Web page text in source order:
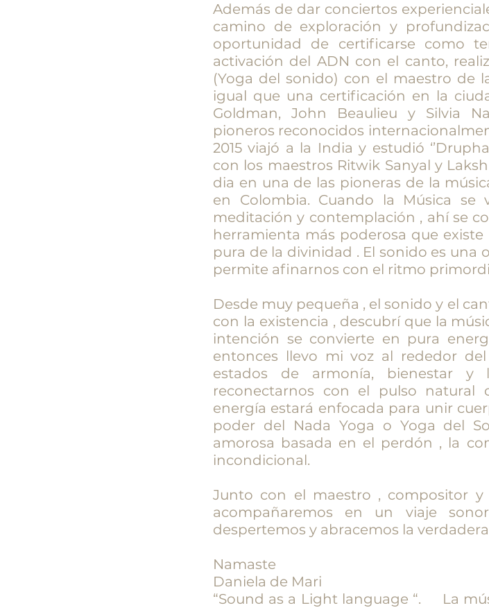
Además de dar conciertos
camino de exploración y
oportunidad de certificarse como
activación del ADN con el canto,
(Yoga del sonido) con el maestro de
igual que una certificación en la
Goldman, John Beaulieu y Silvia
pioneros reconocidos
2015 viajó a la India y estudió
con los maestros Ritwik Sanyal y
dia en una de las pioneras de la
en Colombia. Cuando la Música
meditación y contemplación , ahí se
herramienta más poderosa que
pura de la divinidad . El sonido es una
permite afinarnos con el ritmo
Desde muy pequeña , el sonido y el
con la existencia , descubrí que la
intención se convierte en pura
entonces llevo mi voz al rededor
estados de armonía, bienestar y
reconectarnos con el pulso natural
energía estará enfocada para unir
poder del Nada Yoga o Yoga del
amorosa basada en el perdón , la
incondicional.
Junto con el maestro , compositor y
acompañaremos en un viaje
despertemos y abracemos la
Namaste
Daniela de Mari
“Sound as a Light language “. La